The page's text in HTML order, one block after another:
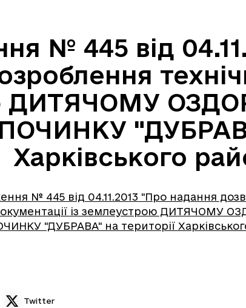
№ 445 від
ДИТЯЧОМУ
Харківського
№ 445 від 04.11.2013 "Про надання
із землеустрою ДИТЯЧОМУ
"ДУБРАВА" на території
Twitter